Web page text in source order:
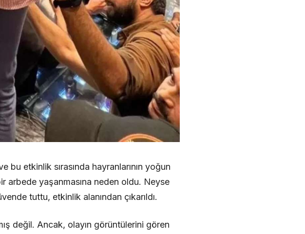
bu etkinlik sırasında hayranlarının yoğun
arbede yaşanmasına neden oldu. Neyse
tuttu, etkinlik alanından çıkarıldı.
değil. Ancak, olayın görüntülerini gören